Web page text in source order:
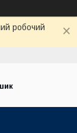
робочий